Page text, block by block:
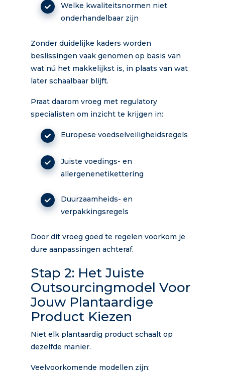
Welke kwaliteitsnormen niet
onderhandelbaar zijn
Zonder duidelijke kaders worden
beslissingen vaak genomen op basis van
wat nú het makkelijkst is, in plaats van wat
later schaalbaar blijft.
Praat daarom vroeg met regulatory
specialisten om inzicht te krijgen in:
Europese voedselveiligheidsregels
Juiste voedings- en
allergenenetikettering
Duurzaamheids- en
verpakkingsregels
Door dit vroeg goed te regelen voorkom je
dure aanpassingen achteraf.
Stap 2: Het Juiste
Outsourcingmodel Voor
Jouw Plantaardige
Product Kiezen
Niet elk plantaardig product schaalt op
dezelfde manier.
Veelvoorkomende modellen zijn: